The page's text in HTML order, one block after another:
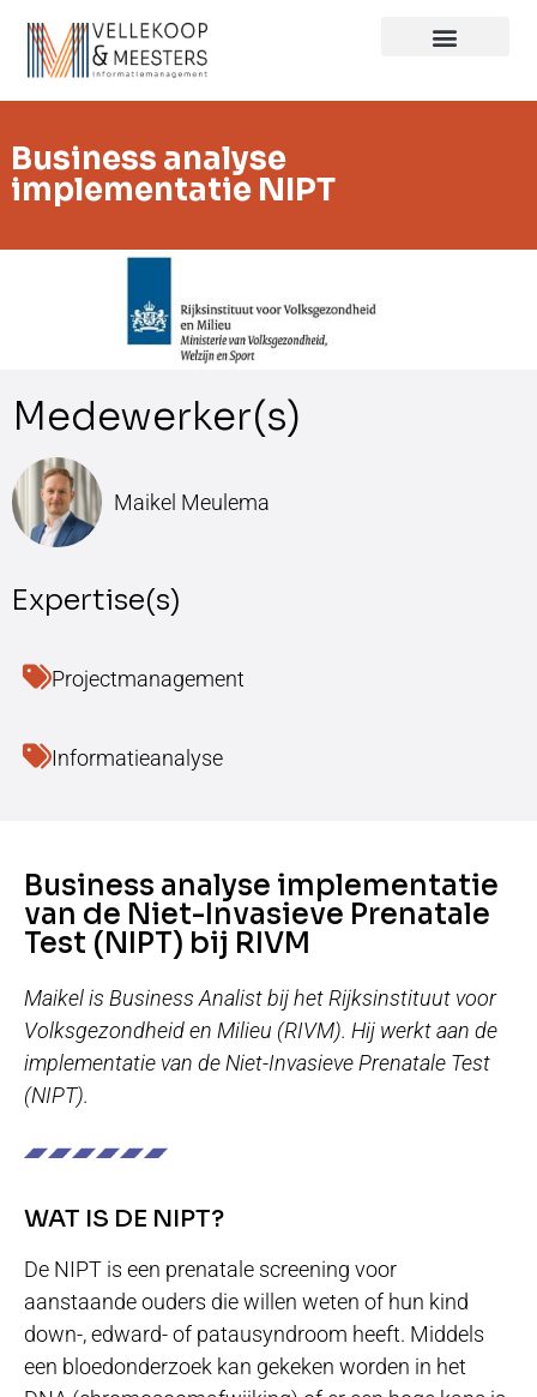
Business analyse
implementatie NIPT
Maikel Meulema
Expertise(s)
Projectmanagement
Informatieanalyse
Business analyse implementatie
van de Niet-Invasieve Prenatale
Test (NIPT) bij RIVM
Maikel is Business Analist bij het Rijksinstituut voor
Volksgezondheid en Milieu (RIVM). Hij werkt aan de
implementatie van de Niet-Invasieve Prenatale Test
(NIPT).
WAT IS DE NIPT?
De NIPT is een prenatale screening voor
aanstaande ouders die willen weten of hun kind
down-, edward- of patausyndroom heeft. Middels
een bloedonderzoek kan gekeken worden in het